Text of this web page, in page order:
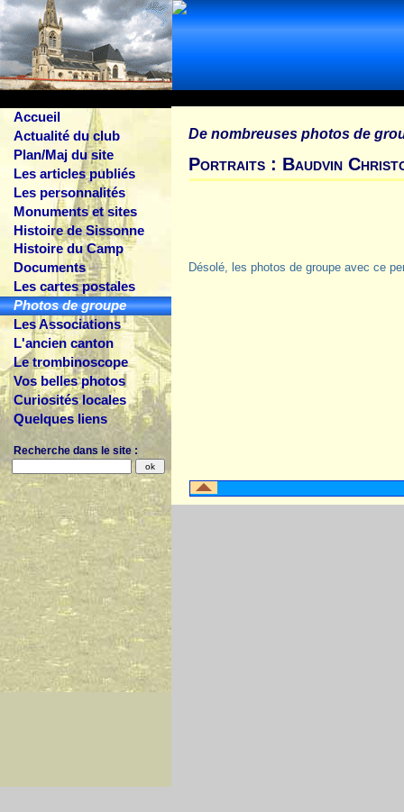
Accueil
Actualité du club
Plan/Maj du site
Les articles publiés
Les personnalités
Monuments et sites
Histoire de Sissonne
Histoire du Camp
Documents
Les cartes postales
Photos de groupe
Les Associations
L'ancien canton
Le trombinoscope
Vos belles photos
Curiosités locales
Quelques liens
Recherche dans le site :
De nombreuses photos de
Portraits : Baudvin
Désolé, les photos de groupe avec ce